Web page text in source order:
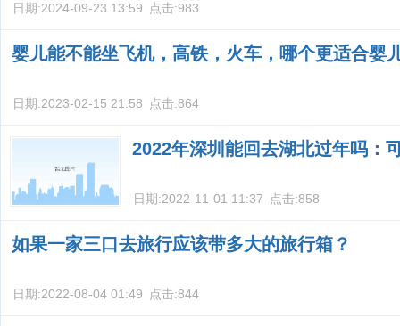
日期:2024-09-23 13:59 点击:983
婴儿能不能坐飞机，高铁，火车，哪个更适合婴
日期:2023-02-15 21:58 点击:864
2022年深圳能回去湖北过年吗：
日期:2022-11-01 11:37 点击:858
如果一家三口去旅行应该带多大的旅行箱？
日期:2022-08-04 01:49 点击:844